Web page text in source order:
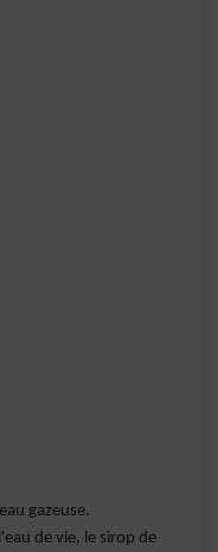
gazeuse.
de vie, le sirop de